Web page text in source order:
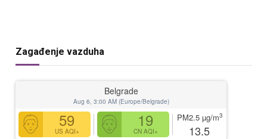
Zagađenje vazduha
Belgrade
Aug 6, 3:00 AM (Europe/Belgrade)
59
US AQI+
19
CN AQI+
PM2.5 µg/m3
13.5